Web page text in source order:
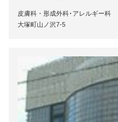
皮膚科・形成外科･アレルギー科
大塚町山ノ沢7-5